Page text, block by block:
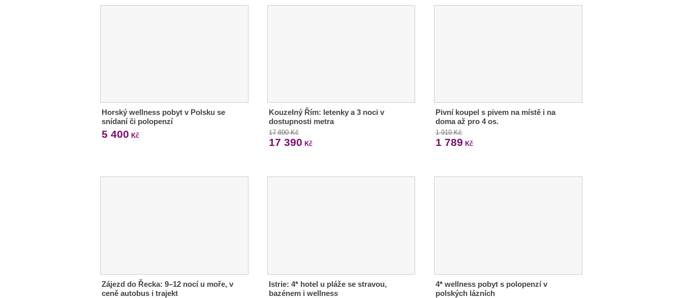
Horský wellness pobyt v Polsku se
snídaní či polopenzí
5 400 Kč
Kouzelný Řím: letenky a 3 noci v
dostupnosti metra
17 890 Kč
17 390 Kč
Pivní koupel s pivem na místě i na
doma až pro 4 os.
1 910 Kč
1 789 Kč
Zájezd do Řecka: 9–12 nocí u moře, v
ceně autobus i trajekt
Istrie: 4* hotel u pláže se stravou,
bazénem i wellness
4* wellness pobyt s polopenzí v
polských lázních